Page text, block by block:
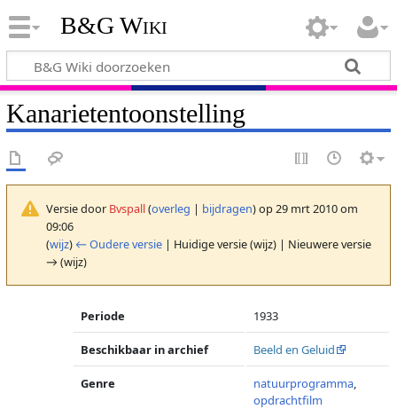
B&G Wiki
Kanarietentoonstelling
Versie door Bvspall(overleg | bijdragen)op 29 mrt 2010 om
09:06
(wijz) ← Oudere versie| Huidige versie (wijz) | Nieuwere versie
→ (wijz)
Periode 1933
Beschikbaar in archief Beeld en Geluid
Genre natuurprogramma,
opdrachtfilm